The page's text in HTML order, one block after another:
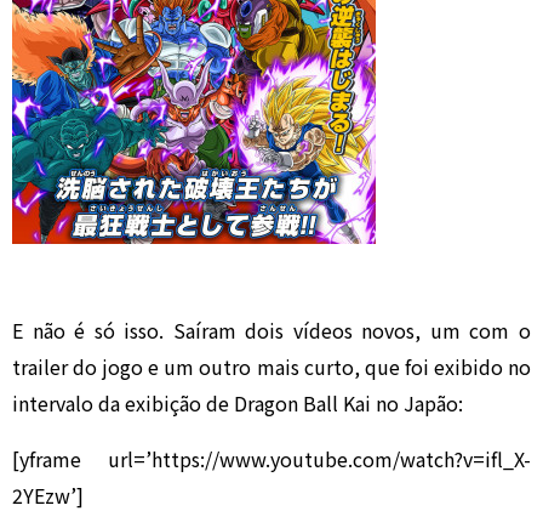
E não é só isso. Saíram dois vídeos novos, um com o
trailer do jogo e um outro mais curto, que foi exibido no
intervalo da exibição de Dragon Ball Kai no Japão:
[yframe url=’https://www.youtube.com/watch?v=ifl_X-
2YEzw’]